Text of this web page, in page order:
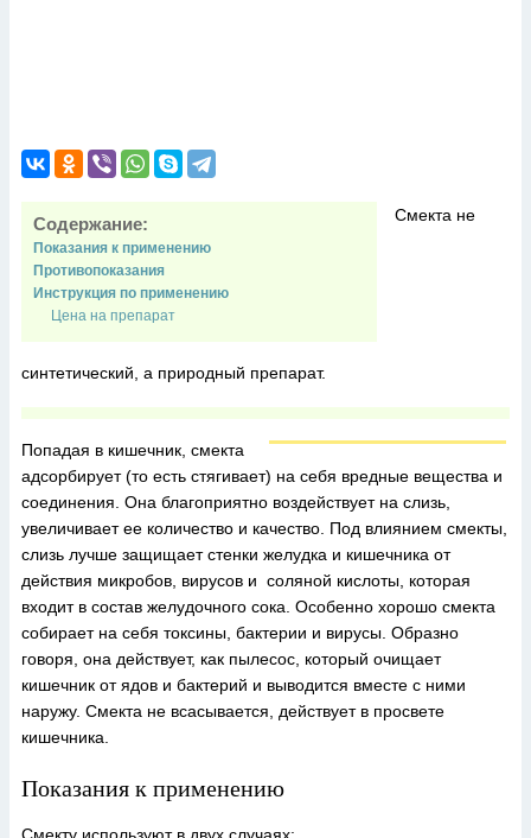
Содержание:
Показания к применению
Противопоказания
Инструкция по применению
Цена на препарат
Смекта не
синтетический, а природный препарат.
Попадая в кишечник, смекта
адсорбирует (то есть стягивает) на себя вредные вещества и
соединения. Она благоприятно воздействует на слизь,
увеличивает ее количество и качество. Под влиянием смекты,
слизь лучше защищает стенки желудка и кишечника от
действия микробов, вирусов и соляной кислоты, которая
входит в состав желудочного сока. Особенно хорошо смекта
собирает на себя токсины, бактерии и вирусы. Образно
говоря, она действует, как пылесос, который очищает
кишечник от ядов и бактерий и выводится вместе с ними
наружу. Смекта не всасывается, действует в просвете
кишечника.
Показания к применению